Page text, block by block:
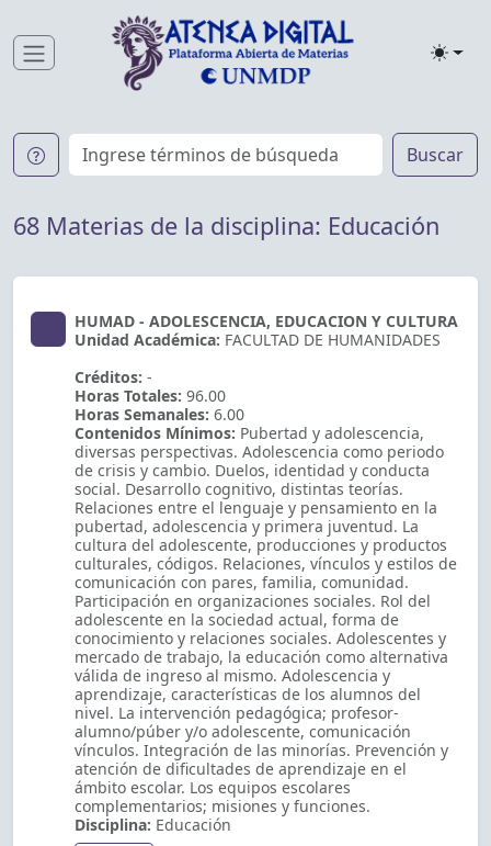
Buscar
68 Materias de la disciplina: Educación
HUMAD - ADOLESCENCIA, EDUCACION Y CULTURA
Unidad Académica: FACULTAD DE HUMANIDADES
Créditos: -
Horas Totales: 96.00
Horas Semanales: 6.00
Contenidos Mínimos: Pubertad y adolescencia,
diversas perspectivas. Adolescencia como periodo
de crisis y cambio. Duelos, identidad y conducta
social. Desarrollo cognitivo, distintas teorías.
Relaciones entre el lenguaje y pensamiento en la
pubertad, adolescencia y primera juventud. La
cultura del adolescente, producciones y productos
culturales, códigos. Relaciones, vínculos y estilos de
comunicación con pares, familia, comunidad.
Participación en organizaciones sociales. Rol del
adolescente en la sociedad actual, forma de
conocimiento y relaciones sociales. Adolescentes y
mercado de trabajo, la educación como alternativa
válida de ingreso al mismo. Adolescencia y
aprendizaje, características de los alumnos del
nivel. La intervención pedagógica; profesor-
alumno/púber y/o adolescente, comunicación
vínculos. Integración de las minorías. Prevención y
atención de dificultades de aprendizaje en el
ámbito escolar. Los equipos escolares
complementarios; misiones y funciones.
Disciplina: Educación